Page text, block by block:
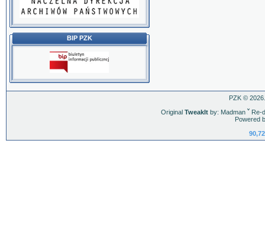
BIP PZK
PZK ©
Original TweakItby: Madman ˇRe-
Powered